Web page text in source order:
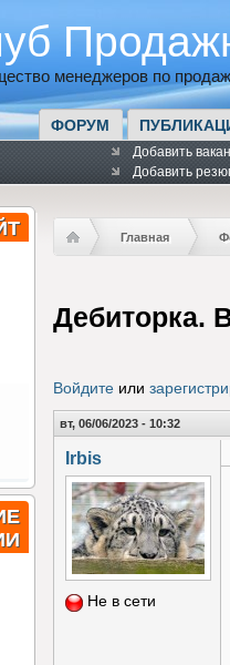
менеджеров по
ФОРУМ
Добавить
Добавить
Главная
Дебиторка.
Войдите или
вт, 06/06/2023 - 10:32
Irbis
Не в сети